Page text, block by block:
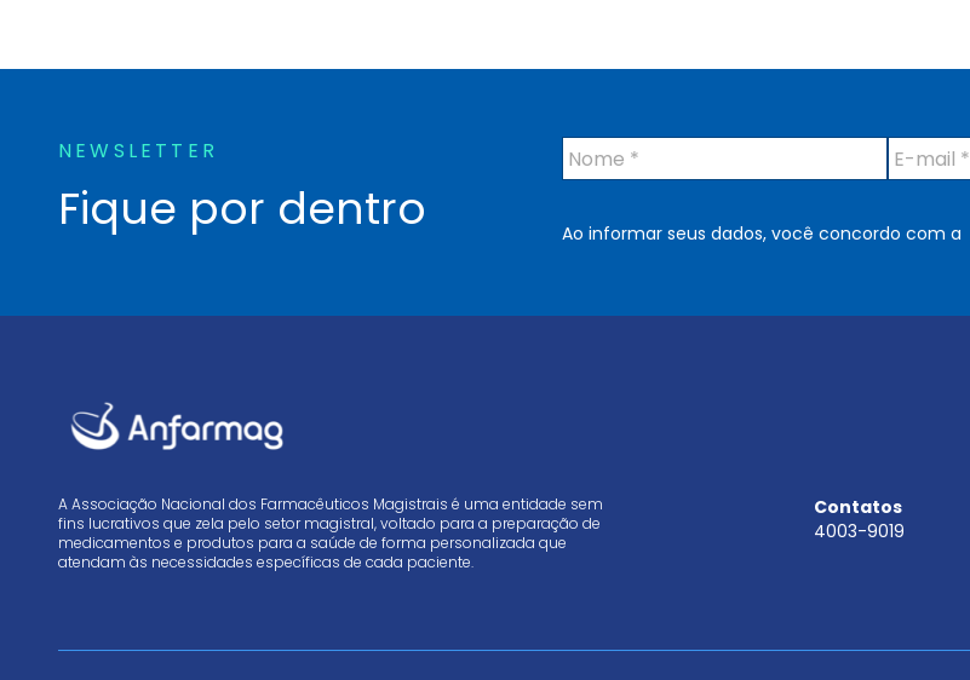
NEWSLETTER
Fique por dentro
N
o
*
E
-
i
Ao informar seus dados, você concordo com a
A Associação Nacional dos Farmacêuticos Magistrais é uma entidade sem
fins lucrativos que zela pelo setor magistral, voltado para a preparação de
medicamentos e produtos para a saúde de forma personalizada que
atendam às necessidades específicas de cada paciente.
Contatos
4003-9019